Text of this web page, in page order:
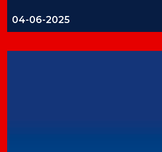
04-06-2025